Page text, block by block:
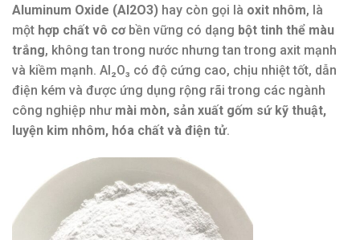
Aluminum Oxide (Al2O3) hay còn gọi là oxit nhôm, là
một hợp chất vô cơbền vững có dạng bột tinh thể màu
trắng, không tan trong nước nhưng tan trong axit mạnh
và kiềm mạnh. Al₂O₃ có độ cứng cao, chịu nhiệt tốt, dẫn
điện kém và được ứng dụng rộng rãi trong các ngành
công nghiệp như mài mòn, sản xuất gốm sứ kỹ thuật,
luyện kim nhôm, hóa chất và điện tử.